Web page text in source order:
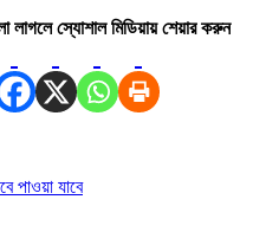
লাগলে স্যোশাল মিডিয়ায় শেয়ার করুন
পাওয়া যাবে